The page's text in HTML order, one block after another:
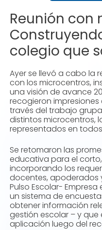
Reunión con
colegio que
Ayer se llevó a cabo la
con los microcentros,
una visión de avance
recogieron impresiones
través del trabajo
distintos microcentros,
representados en
Se retomaron las
educativa para el
incorporando los
docentes, apoderados
Pulso Escolar-
un sistema de
obtener información
gestión escolar – y
aplicación luego del